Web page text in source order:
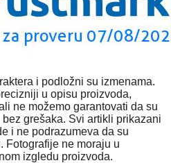
i podložni su izmenama.
u opisu proizvoda,
ne možemo garantovati da su
grešaka. Svi artikli prikazani
i ne podrazumeva da su
Fotografije ne moraju u
izgledu proizvoda.